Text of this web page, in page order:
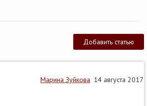
Добавить статью
Марина Зуйкова 14 августа 2017